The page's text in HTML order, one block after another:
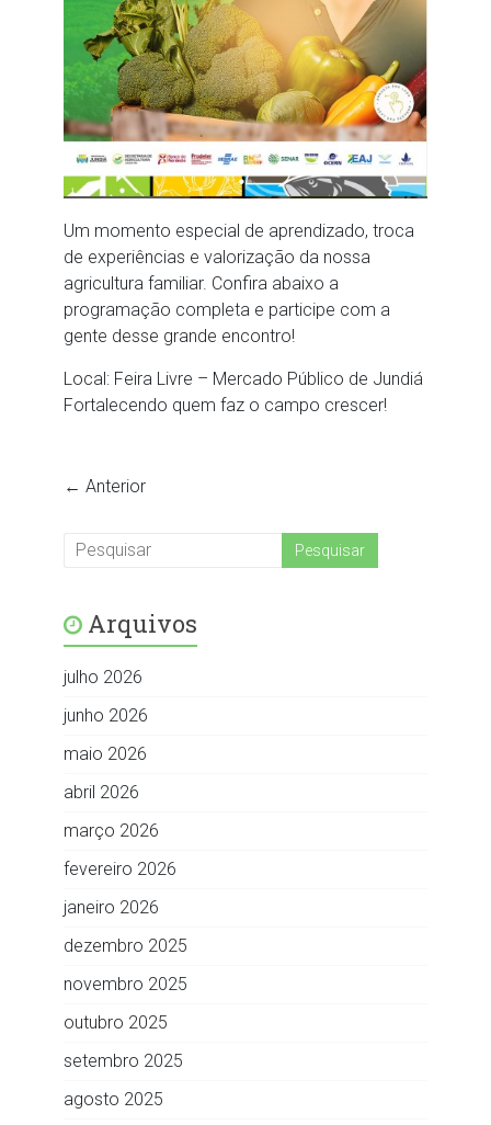
Um momento especial de aprendizado, troca
de experiências e valorização da nossa
agricultura familiar. Confira abaixo a
programação completa e participe com a
gente desse grande encontro!
Local: Feira Livre – Mercado Público de Jundiá
Fortalecendo quem faz o campo crescer!
← Anterior
Arquivos
julho 2026
junho 2026
maio 2026
abril 2026
março 2026
fevereiro 2026
janeiro 2026
dezembro 2025
novembro 2025
outubro 2025
setembro 2025
agosto 2025